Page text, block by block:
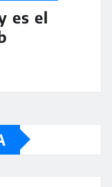
es el